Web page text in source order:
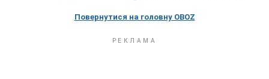
Повернутися на головну OBOZ